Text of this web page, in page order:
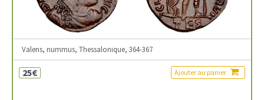
Valens, nummus, Thessalonique, 364-367
25€ Ajouter au panier